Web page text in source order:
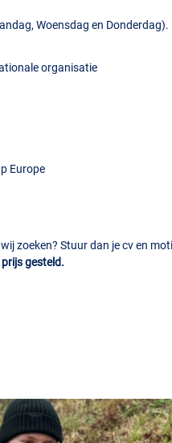
Woensdag en Donderdag).
organisatie
Europe
zoeken? Stuur dan je cv en
gesteld.